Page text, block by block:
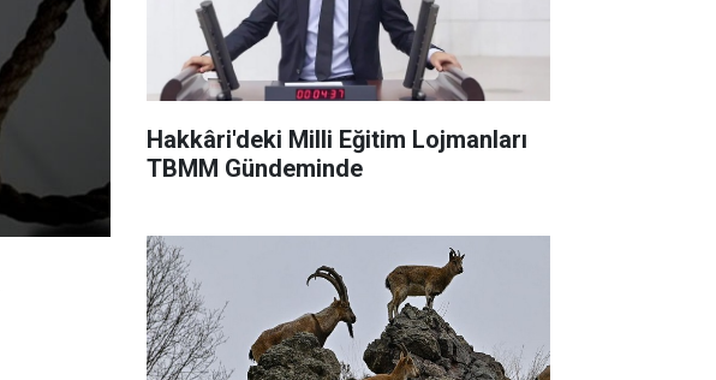
Hakkâri'deki Milli Eğitim Lojmanları
TBMM Gündeminde